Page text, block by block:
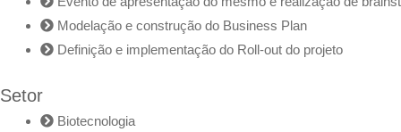
Modelação e construção do Business Plan
Definição e implementação do Roll-out do projeto
Setor
Biotecnologia